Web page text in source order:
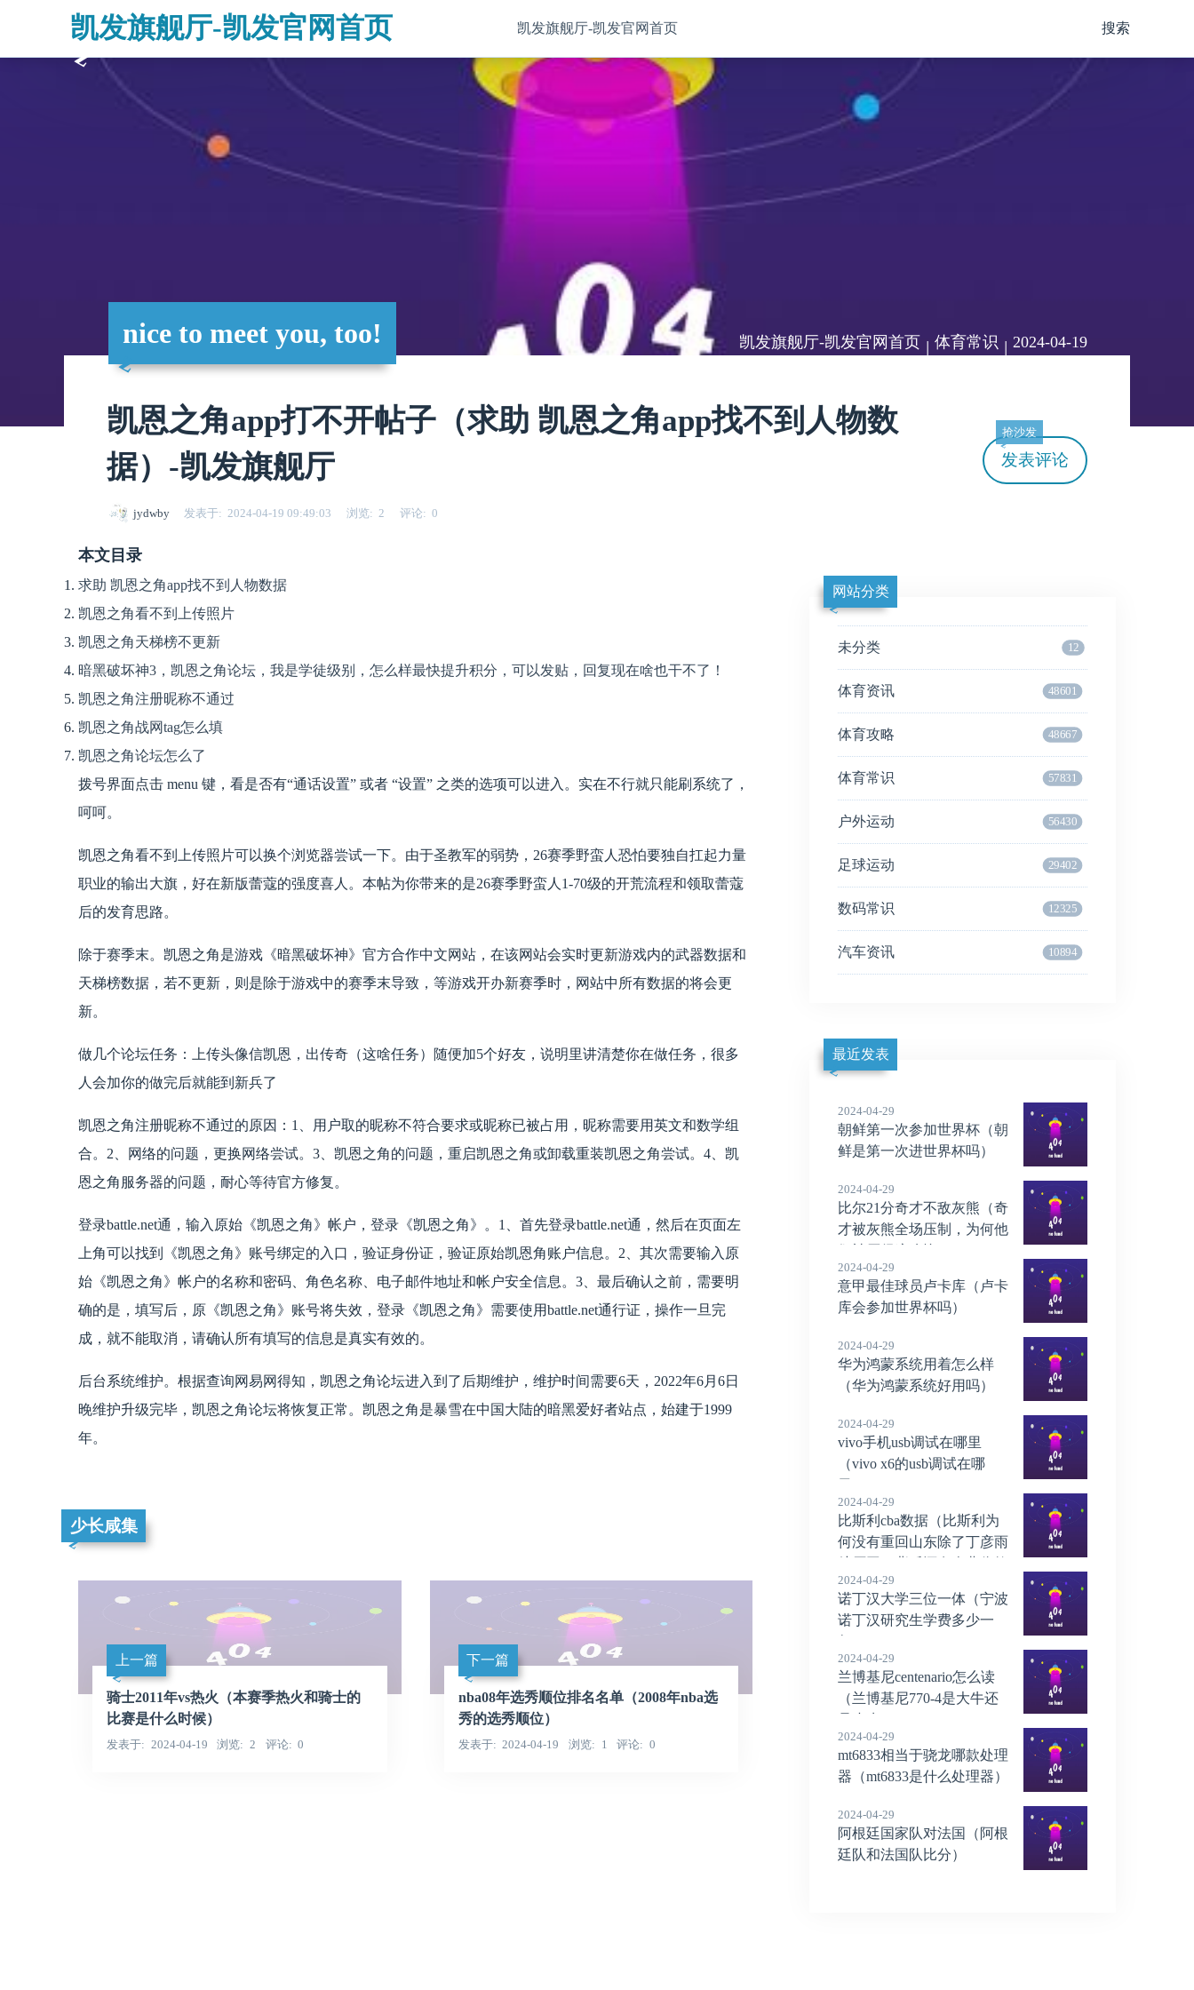
凯发旗舰厅-凯发官网首页 凯发旗舰厅-凯发官网首页 搜索
nice to meet you, too! 凯发旗舰厅-凯发官网首页 | 体育常识 | 2024-04-19
凯恩之角app打不开帖子（求助 凯恩之角app找不到人物数
据）-凯发旗舰厅
jydwby 发表于 2024-04-19 09:49:03 浏览 2 评论 0
抢沙发
发表评论
本文目录
求助 凯恩之角app找不到人物数据
凯恩之角看不到上传照片
凯恩之角天梯榜不更新
暗黑破坏神3，凯恩之角论坛，我是学徒级别，怎么样最快提升积分，可以发贴，回复现在啥也干不了！
凯恩之角注册昵称不通过
凯恩之角战网tag怎么填
凯恩之角论坛怎么了
拨号界面点击 menu 键，看是否有“通话设置” 或者 “设置” 之类的选项可以进入。实在不行就只能刷系统了，
呵呵。
凯恩之角看不到上传照片可以换个浏览器尝试一下。由于圣教军的弱势，26赛季野蛮人恐怕要独自扛起力量
职业的输出大旗，好在新版蕾蔻的强度喜人。本帖为你带来的是26赛季野蛮人1-70级的开荒流程和领取蕾蔻
后的发育思路。
除于赛季末。凯恩之角是游戏《暗黑破坏神》官方合作中文网站，在该网站会实时更新游戏内的武器数据和
天梯榜数据，若不更新，则是除于游戏中的赛季末导致，等游戏开办新赛季时，网站中所有数据的将会更
新。
做几个论坛任务：上传头像信凯恩，出传奇（这啥任务）随便加5个好友，说明里讲清楚你在做任务，很多
人会加你的做完后就能到新兵了
凯恩之角注册昵称不通过的原因：1、用户取的昵称不符合要求或昵称已被占用，昵称需要用英文和数学组
合。2、网络的问题，更换网络尝试。3、凯恩之角的问题，重启凯恩之角或卸载重装凯恩之角尝试。4、凯
恩之角服务器的问题，耐心等待官方修复。
登录battle.net通，输入原始《凯恩之角》帐户，登录《凯恩之角》。1、首先登录battle.net通，然后在页面左
上角可以找到《凯恩之角》账号绑定的入口，验证身份证，验证原始凯恩角账户信息。2、其次需要输入原
始《凯恩之角》帐户的名称和密码、角色名称、电子邮件地址和帐户安全信息。3、最后确认之前，需要明
确的是，填写后，原《凯恩之角》账号将失效，登录《凯恩之角》需要使用battle.net通行证，操作一旦完
成，就不能取消，请确认所有填写的信息是真实有效的。
后台系统维护。根据查询网易网得知，凯恩之角论坛进入到了后期维护，维护时间需要6天，2022年6月6日
晚维护升级完毕，凯恩之角论坛将恢复正常。凯恩之角是暴雪在中国大陆的暗黑爱好者站点，始建于1999
年。
少长咸集
上一篇
骑士2011年vs热火（本赛季热火和骑士的
比赛是什么时候）
发表于 2024-04-19 浏览 2 评论 0
下一篇
nba08年选秀顺位排名名单（2008年nba选
秀的选秀顺位）
发表于 2024-04-19 浏览 1 评论 0
网站分类
未分类 12
体育资讯 48601
体育攻略 48667
体育常识 57831
户外运动 56430
足球运动 29402
数码常识 12325
汽车资讯 10894
最近发表
2024-04-29
朝鲜第一次参加世界杯（朝
鲜是第一次进世界杯吗）
2024-04-29
比尔21分奇才不敌灰熊（奇
才被灰熊全场压制，为何他
2024-04-29
意甲最佳球员卢卡库（卢卡
库会参加世界杯吗）
2024-04-29
华为鸿蒙系统用着怎么样
（华为鸿蒙系统好用吗）
2024-04-29
vivo手机usb调试在哪里
（vivo x6的usb调试在哪
2024-04-29
比斯利cba数据（比斯利为
何没有重回山东除了丁彦雨
事）
2024-04-29
诺丁汉大学三位一体（宁波
诺丁汉研究生学费多少一
2024-04-29
兰博基尼centenario怎么读
（兰博基尼770-4是大牛还
2024-04-29
mt6833相当于骁龙哪款处理
器（mt6833是什么处理器）
2024-04-29
阿根廷国家队对法国（阿根
廷队和法国队比分）